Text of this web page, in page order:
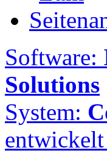
Software:
Solutions
System: